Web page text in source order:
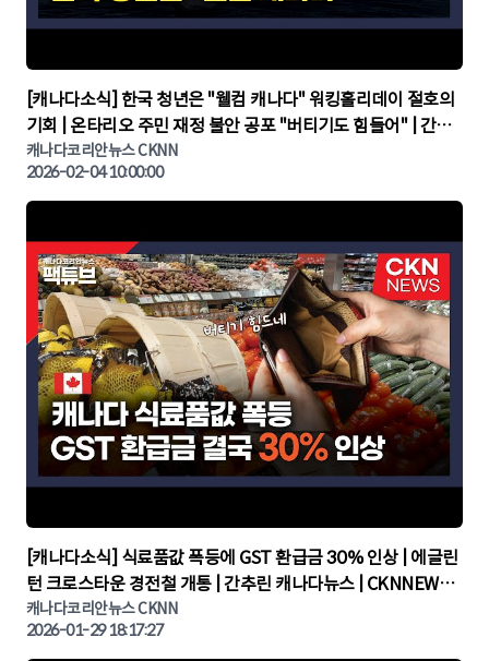
▶
[캐나다소식] 한국 청년은 "웰컴 캐나다" 워킹홀리데이 절호의
기회 | 온타리오 주민 재정 불안 공포 "버티기도 힘들어" | 간추
린 캐나다뉴스 | CKNNEWS, 캐나다코리안뉴스
캐나다코리안뉴스 CKNN
2026-02-04 10:00:00
▶
[캐나다소식] 식료품값 폭등에 GST 환급금 30% 인상 | 에글린
턴 크로스타운 경전철 개통 | 간추린 캐나다뉴스 | CKNNEWS,
캐나다코리안뉴스
캐나다코리안뉴스 CKNN
2026-01-29 18:17:27